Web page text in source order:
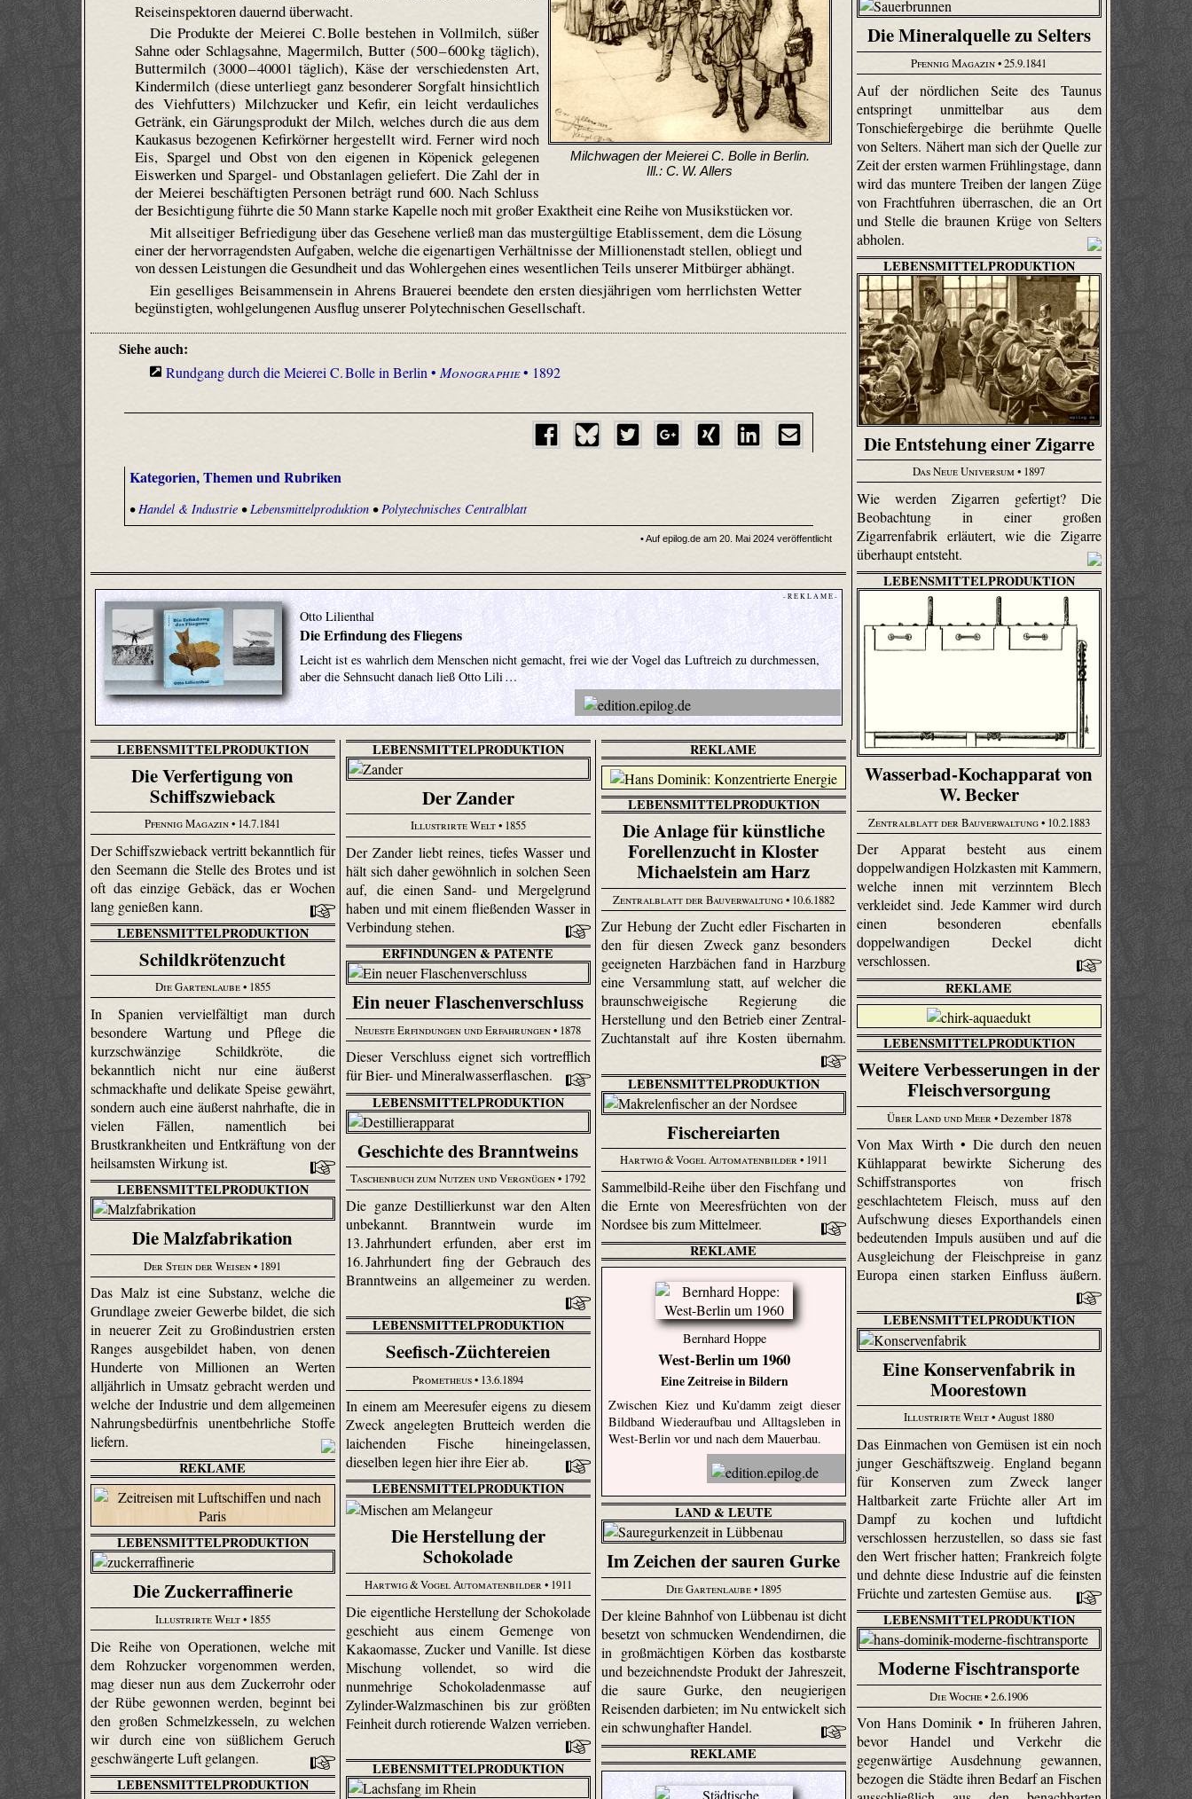
Milchwagen der Meierei C. Bolle in Berlin.
Ill.: C. W. Allers
Reiseinspektoren dauernd überwacht.
Die Produkte der Meierei C. Bolle bestehen in Vollmilch, süßer
Sahne oder Schlagsahne, Magermilch, Butter (500 – 600 kg täglich),
Buttermilch (3000 – 4000 l täglich), Käse der verschiedensten Art,
Kindermilch (diese unterliegt ganz besonderer Sorgfalt hinsichtlich
des Viehfutters) Milchzucker und Kefir, ein leicht verdauliches
Getränk, ein Gärungsprodukt der Milch, welches durch die aus dem
Kaukasus bezogenen Kefir­körner hergestellt wird. Ferner wird noch
Eis, Spargel und Obst von den eigenen in Köpenick gelegenen
Eiswerken und Spargel- und Obstanlagen geliefert. Die Zahl der in
der Meierei beschäftigten Personen beträgt rund 600. Nach Schluss
der Besichtigung führte die 50 Mann starke Kapelle noch mit großer Exaktheit eine Reihe von Musikstücken vor.
Mit allseitiger Befriedigung über das Gesehene verließ man das mustergültige Etablissement, dem die Lösung
einer der hervorragendsten Aufgaben, welche die eigenartigen Verhältnisse der Millionenstadt stellen, obliegt und
von dessen Leistungen die Gesundheit und das Wohlergehen eines wesentlichen Teils unserer Mitbürger abhängt.
Ein geselliges Beisammensein in Ahrens Brauerei beendete den ersten diesjährigen vom herrlichsten Wetter
begünstigten, wohlgelungenen Ausflug unserer Polytechnischen Gesellschaft.
Siehe auch:
Rundgang durch die Meierei C. Bolle in Berlin • Monographie• 1892
Kategorien, Themen und Rubriken
• Handel & Industrie • Lebensmittelproduktion • Polytechnisches Centralblatt
• Auf epilog.de am 20. Mai 2024 veröffentlicht
- R E K L A M E -
Otto Lilienthal
Die Erfindung des Fliegens
Leicht ist es wahrlich dem Menschen nicht gemacht, frei wie der Vogel das Luftreich zu durchmessen,
aber die Sehnsucht danach ließ Otto Lili …
Die Mineralquelle zu Selters
Pfennig Magazin• 25.9.1841
Auf der nördlichen Seite des Taunus
entspringt unmittelbar aus dem
Tonschiefergebirge die berühmte Quelle
von Selters. Nähert man sich der Quelle zur
Zeit der ersten warmen Frühlingstage, dann
wird das muntere Treiben der langen Züge
von Frachtfuhren überraschen, die an Ort
und Stelle die braunen Krüge von Selters
abholen.
LEBENSMITTELPRODUKTION
Die Entstehung einer Zigarre
Das Neue Universum • 1897
Wie werden Zigarren gefertigt? Die
Beobachtung in einer großen
Zigarrenfabrik erläutert, wie die Zigarre
überhaupt entsteht.
LEBENSMITTELPRODUKTION
Wasserbad-Kochapparat von
W. Becker
Zentralblatt der Bauverwaltung• 10.2.1883
Der Apparat besteht aus einem
doppelwandigen Holzkasten mit Kammern,
welche innen mit verzinntem Blech
verkleidet sind. Jede Kammer wird durch
einen besonderen ebenfalls
doppelwandigen Deckel dicht
verschlossen.
LEBENSMITTELPRODUKTION
Die Verfertigung von
Schiffszwieback
Pfennig Magazin• 14.7.1841
Der Schiffszwieback vertritt bekanntlich für
den Seemann die Stelle des Brotes und ist
oft das einzige Gebäck, das er Wochen
lang genießen kann.
LEBENSMITTELPRODUKTION
Der Zander
Illustrirte Welt• 1855
Der Zander liebt reines, tiefes Wasser und
hält sich daher gewöhnlich in solchen Seen
auf, die einen Sand- und Mergelgrund
haben und mit einem fließenden Wasser in
Verbindung stehen.
REKLAME
LEBENSMITTELPRODUKTION
Die Anlage für künstliche
Forellenzucht in Kloster
Michaelstein am Harz
Zentralblatt der Bauverwaltung• 10.6.1882
Zur Hebung der Zucht edler Fischarten in
den für diesen Zweck ganz besonders
geeigneten Harz­bächen fand in Harzburg
eine Versammlung statt, auf welcher die
braunschweigische Regierung die
Herstellung und den Betrieb einer Zentral-
Zuchtanstalt auf ihre Kosten übernahm.
LEBENSMITTELPRODUKTION
Schildkrötenzucht
Die Gartenlaube• 1855
In Spanien vervielfältigt man durch
besondere Wartung und Pflege die
kurzschwänzige Schildkröte, die
bekanntlich nicht nur eine äußerst
schmackhafte und delikate Speise gewährt,
sondern auch eine äußerst nahrhafte, die in
vielen Fällen, namentlich bei
Brustkrankheiten und Entkräftung von der
heilsamsten Wirkung ist.
ERFINDUNGEN & PATENTE
Ein neuer Flaschenverschluss
Neueste Erfindungen und Erfahrungen• 1878
Dieser Verschluss eignet sich vortrefflich
für Bier- und Mineralwasserflaschen.
REKLAME
LEBENSMITTELPRODUKTION
Weitere Verbesserungen in der
Fleischversorgung
Über Land und Meer• Dezember 1878
Von Max Wirth • Die durch den neuen
Kühlapparat bewirkte Sicherung des
Schiffstransportes von frisch
geschlachtetem Fleisch, muss auf den
Aufschwung dieses Exporthandels einen
bedeutenden Impuls ausüben und auf die
Ausgleichung der Fleischpreise in ganz
Europa einen starken Einfluss äußern.
LEBENSMITTELPRODUKTION
Fischereiarten
Hartwig & Vogel Automatenbilder• 1911
Sammelbild-Reihe über den Fischfang und
die Ernte von Meeresfrüchten von der
Nordsee bis zum Mittelmeer.
LEBENSMITTELPRODUKTION
Geschichte des Branntweins
Taschenbuch zum Nutzen und Vergnügen• 1792
Die ganze Destillierkunst war den Alten
unbekannt. Branntwein wurde im
13. Jahrhundert erfunden, aber erst im
16. Jahrhundert fing der Gebrauch des
Branntweins an allgemeiner zu werden.
LEBENSMITTELPRODUKTION
Die Malzfabrikation
Der Stein der Weisen• 1891
Das Malz ist eine Substanz, welche die
Grundlage zweier Gewerbe bildet, die sich
in neuerer Zeit zu Großindustrien ersten
Ranges ausgebildet haben, von denen
Hunderte von Millionen an Werten
alljährlich in Umsatz gebracht werden und
welche der Industrie und dem allgemeinen
Nahrungsbedürfnis unentbehrliche Stoffe
liefern.
REKLAME
Bernhard Hoppe
West-Berlin um 1960
Eine Zeitreise in Bildern
Zwischen Kiez und Ku’damm zeigt dieser
Bildband Wiederaufbau und Alltagsleben in
West-Berlin vor und nach dem Mauerbau.
LAND & LEUTE
Im Zeichen der sauren Gurke
Die Gartenlaube• 1895
Der kleine Bahnhof von Lübbenau ist dicht
besetzt von schmucken Wendendirnen, die
in großmächtigen Körben das kostbarste
und bezeichnendste Produkt der Jahreszeit,
die saure Gurke, den neugierigen
Reisenden darbieten; im Nu entwickelt sich
ein schwunghafter Handel.
LEBENSMITTELPRODUKTION
Eine Konservenfabrik in
Moorestown
Illustrirte Welt• August 1880
Das Einmachen von Gemüsen ist ein noch
junger Geschäftszweig. England begann
für Konserven zum Zweck langer
Haltbarkeit zarte Früchte aller Art im
Dampf zu kochen und luftdicht
verschlossen herzustellen, so dass sie fast
den Wert frischer hatten; Frankreich folgte
und dehnte diese Industrie auf die feinsten
Früchte und zartesten Gemüse aus.
LEBENSMITTELPRODUKTION
Seefisch-Züchtereien
Prometheus• 13.6.1894
In einem am Meeresufer eigens zu diesem
Zweck angelegten Brutteich werden die
laichenden Fische hineingelassen,
dieselben legen hier ihre Eier ab.
REKLAME
LEBENSMITTELPRODUKTION
Die Zuckerraffinerie
Illustrirte Welt• 1855
Die Reihe von Operationen, welche mit
dem Rohzucker vorgenommen werden,
mag dieser nun aus dem Zuckerrohr oder
der Rübe gewonnen werden, beginnt bei
den großen Schmelzkesseln, zu welchen
wir durch eine von süßlichem Geruch
geschwängerte Luft gelangen.
LEBENSMITTELPRODUKTION
Die Herstellung der
Schokolade
Hartwig & Vogel Automatenbilder• 1911
Die eigentliche Herstellung der Schokolade
geschieht aus einem Gemenge von
Kakaomasse, Zucker und Vanille. Ist diese
Mischung vollendet, so wird die
nunmehrige Schokoladenmasse auf
Zylinder-Walzmaschinen bis zur größten
Feinheit durch rotierende Walzen verrieben.
LEBENSMITTELPRODUKTION
Moderne Fischtransporte
Die Woche• 2.6.1906
Von Hans Dominik • In früheren Jahren,
bevor Handel und Verkehr die
gegenwärtige Ausdehnung gewannen,
bezogen die Städte ihren Bedarf an Fischen
REKLAME
LEBENSMITTELPRODUKTION
LEBENSMITTELPRODUKTION